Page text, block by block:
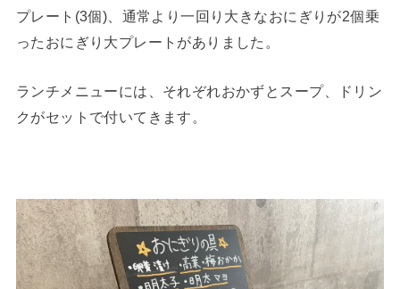
プレート(3個)、通常より一回り大きなおにぎりが2個乗
ったおにぎり大プレートがありました。
ランチメニューには、それぞれおかずとスープ、ドリン
クがセットで付いてきます。